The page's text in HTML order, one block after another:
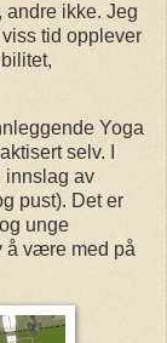
andre ikke. Jeg
tid opplever
Yoga
selv. I
innslag av
pust). Det er
unge
å være med på